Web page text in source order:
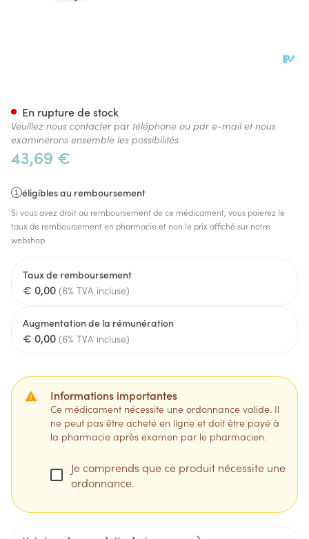
43,69 €
éligibles au remboursement
Si vous avez droit au remboursement de ce médicament, vous paierez le
taux de remboursement en pharmacie et non le prix affiché sur notre
webshop.
Taux de remboursement
€ 0,00 (6% TVA incluse)
Augmentation de la rémunération
€ 0,00 (6% TVA incluse)
Informations importantes
Ce médicament nécessite une ordonnance valide. Il
ne peut pas être acheté en ligne et doit être payé à
la pharmacie après examen par le pharmacien.
Je comprends que ce produit nécessite une
ordonnance.
En rupture de stock
Veuillez nous contacter par téléphone ou par e-mail et nous
examinerons ensemble les possibilités.